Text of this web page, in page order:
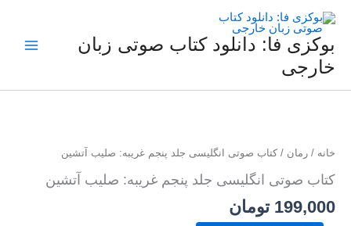
بوکزی فا: دانلود کتاب صوتی زبان
خارجی
خانه/ رمان/ کتاب صوتی انگلیسی جلد پنجم غریبه: صلیب آتشین
کتاب صوتی انگلیسی جلد پنجم غریبه: صلیب آتشین
199,000 تومان
پنجم
غریبه:
آتشین
عدد